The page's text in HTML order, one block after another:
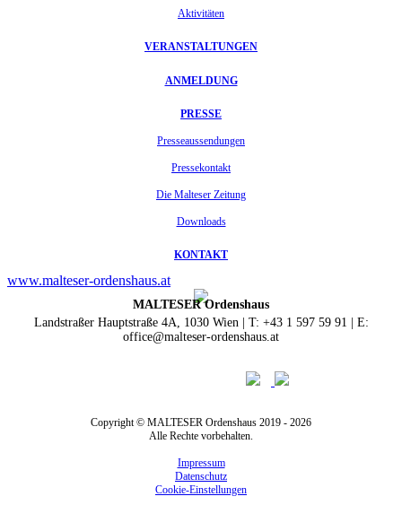
Aktivitäten
VERANSTALTUNGEN
ANMELDUNG
PRESSE
Presseaussendungen
Pressekontakt
Die Malteser Zeitung
Downloads
KONTAKT
www.malteser-ordenshaus.at
MALTESER Ordenshaus
Landstraßer Hauptstraße 4A, 1030 Wien | T: +43 1 597 59 91 | E:
office@malteser-ordenshaus.at
Copyright © MALTESER Ordenshaus 2019 - 2026
Alle Rechte vorbehalten.
Impressum
Datenschutz
Cookie-Einstellungen